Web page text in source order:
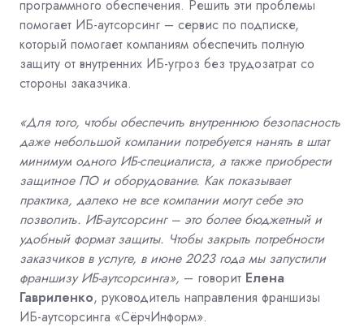
программного обеспечения. Решить эти проблемы
помогает ИБ-аутсорсинг – сервис по подписке,
который помогает компаниям обеспечить полную
защиту от внутренних ИБ-угроз без трудозатрат со
стороны заказчика.
«Для того, чтобы обеспечить внутреннюю безопасность
даже небольшой компании потребуется нанять в штат
минимум одного ИБ-специалиста, а также приобрести
защитное ПО и оборудование. Как показывает
практика, далеко не все компании могут себе это
позволить. ИБ-аутсорсинг – это более бюджетный и
удобный формат защиты. Чтобы закрыть потребности
заказчиков в услуге, в июне 2023 года мы запустили
франшизу ИБ-аутсорсинга», – говорит Елена
Гавриленко, руководитель направления франшизы
ИБ-аутсорсинга «СёрчИнформ».